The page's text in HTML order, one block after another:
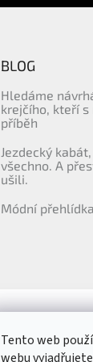
Tento web
webu
BLOG
Hledáme
krejčího, kteří
příběh
Jezdecký
všechno. A
ušili.
Módní